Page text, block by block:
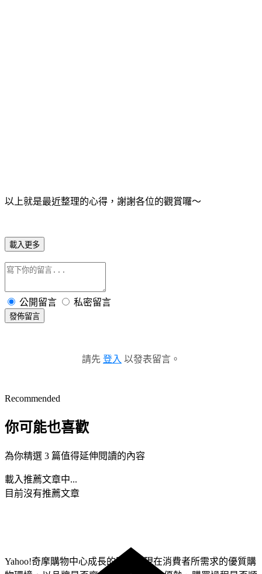
以上就是最近整理的心得，謝謝各位的觀賞囉～
Yahoo!奇摩購物中心成長的關鍵是現在消費者所需求的優質購
載入更多
公開留言 私密留言
發佈留言
請先 登入 以發表留言。
Recommended
你可能也喜歡
為你精選 3 篇值得延伸閱讀的內容
載入推薦文章中...
目前沒有推薦文章